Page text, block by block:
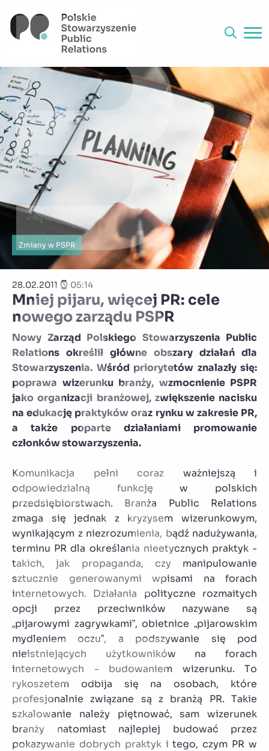
Zmiany w PSPR
28.02.2011 05:14
Mniej pijaru, więcej PR: cele
nowego zarządu PSPR
Nowy Zarząd Polskiego Stowarzyszenia Public
Relations określił główne obszary działań dla
Stowarzyszenia. Wśród priorytetów znalazły się:
poprawa wizerunku branży, wzmocnienie PSPR
jako organizacji branżowej, zwiększenie nacisku
na edukację praktyków oraz rynku w zakresie PR,
a także poparte działaniami promowanie
członków stowarzyszenia.
Komunikacja pełni coraz ważniejszą i
odpowiedzialną funkcję w polskich
przedsiębiorstwach. Branża Public Relations
zmaga się jednak z kryzysem wizerunkowym,
wynikającym z niezrozumienia, bądź nadużywania,
terminu PR dla określania nieetycznych praktyk -
takich, jak propaganda, czy manipulowanie
sztucznie generowanymi wpisami na forach
internetowych. Działania polityczne rozmaitych
opcji przez przeciwników nazywane są
„pijarowymi zagrywkami”, obietnice „pijarowskim
mydleniem oczu”, a podszywanie się pod
nieistniejących użytkowników na forach
internetowych - budowaniem wizerunku. To
rykoszetem odbija się na osobach, które
profesjonalnie związane są z branżą PR. Takie
szkalowanie należy piętnować, sam wizerunek
branży natomiast najlepiej budować przez
pokazywanie dobrych praktyk i tego, czym PR w